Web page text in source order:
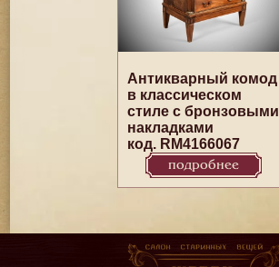
Антикварный комод
в классическом
стиле с бронзовыми
накладками
код. RM4166067
подробнее